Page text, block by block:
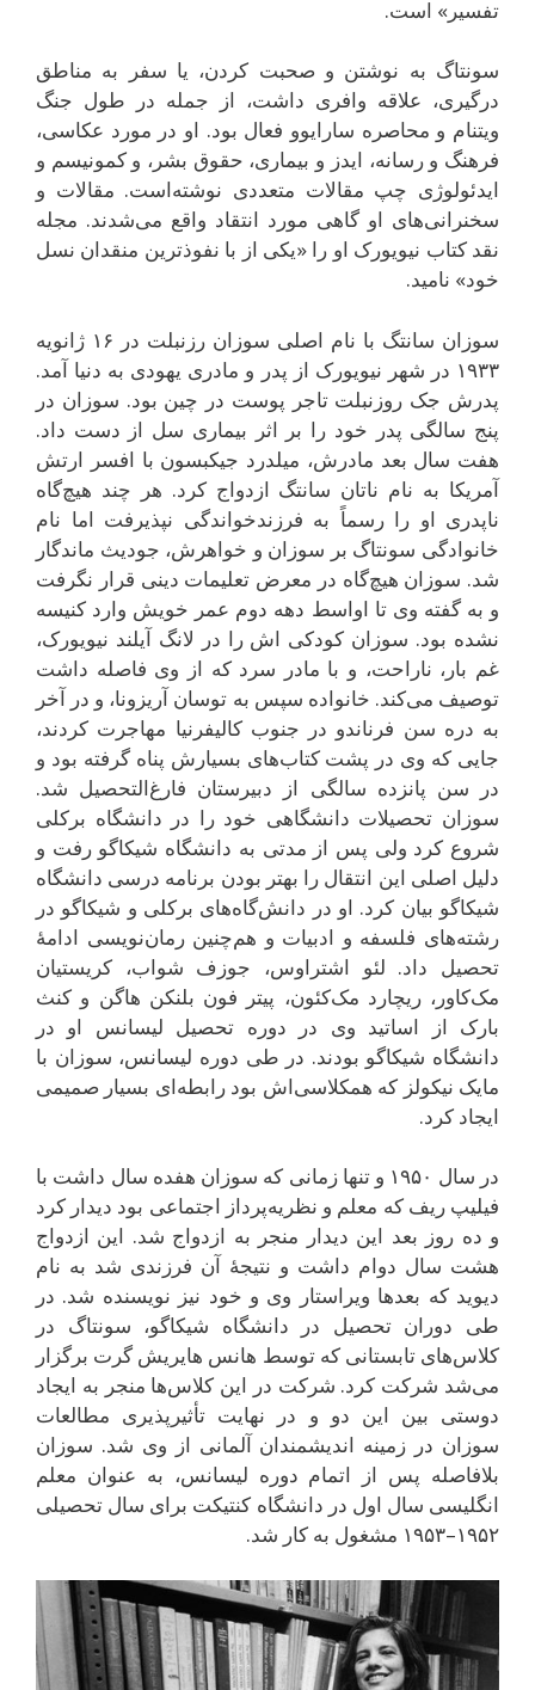
تفسیر» است.
سونتاگ به نوشتن و صحبت کردن، یا سفر به مناطق
درگیری، علاقه وافری داشت، از جمله در طول جنگ
ویتنام و محاصره سارایوو فعال بود. او در مورد عکاسی،
فرهنگ و رسانه، ایدز و بیماری، حقوق بشر، و کمونیسم و
ایدئولوژی چپ مقالات متعددی نوشته‌است. مقالات و
سخنرانی‌های او گاهی مورد انتقاد واقع می‌شدند. مجله
نقد کتاب نیویورک او را «یکی از با نفوذترین منقدان نسل
خود» نامید.
سوزان سانتگ با نام اصلی سوزان رزنبلت در ۱۶ ژانویه
۱۹۳۳ در شهر نیویورک از پدر و مادری یهودی به دنیا آمد.
پدرش جک روزنبلت تاجر پوست در چین بود. سوزان در
پنج سالگی پدر خود را بر اثر بیماری سل از دست داد.
هفت سال بعد مادرش، میلدرد جیکبسون با افسر ارتش
آمریکا به نام ناتان سانتگ ازدواج کرد. هر چند هیچ‌گاه
ناپدری او را رسماً به فرزندخواندگی نپذیرفت اما نام
خانوادگی سونتاگ بر سوزان و خواهرش، جودیث ماندگار
شد. سوزان هیچ‌گاه در معرض تعلیمات دینی قرار نگرفت
و به گفته وی تا اواسط دهه دوم عمر خویش وارد کنیسه
نشده بود. سوزان کودکی اش را در لانگ آیلند نیویورک،
غم بار، ناراحت، و با مادر سرد که از وی فاصله داشت
توصیف می‌کند. خانواده سپس به توسان آریزونا، و در آخر
به دره سن فرناندو در جنوب کالیفرنیا مهاجرت کردند،
جایی که وی در پشت کتاب‌های بسیارش پناه گرفته بود و
در سن پانزده سالگی از دبیرستان فارغ‌التحصیل شد.
سوزان تحصیلات دانشگاهی خود را در دانشگاه برکلی
شروع کرد ولی پس از مدتی به دانشگاه شیکاگو رفت و
دلیل اصلی این انتقال را بهتر بودن برنامه درسی دانشگاه
شیکاگو بیان کرد. او در دانش‌گاه‌های برکلی و شیکاگو در
رشته‌های فلسفه و ادبیات و هم‌چنین رمان‌نویسی ادامهٔ
تحصیل داد. لئو اشتراوس، جوزف شواب، کریستیان
مک‌کاور، ریچارد مک‌کئون، پیتر فون بلنکن هاگن و کنث
بارک از اساتید وی در دوره تحصیل لیسانس او در
دانشگاه شیکاگو بودند. در طی دوره لیسانس، سوزان با
مایک نیکولز که همکلاسی‌اش بود رابطه‌ای بسیار صمیمی
ایجاد کرد.
در سال ۱۹۵۰ و تنها زمانی که سوزان هفده سال داشت با
فیلیپ ریف که معلم و نظریه‌پرداز اجتماعی بود دیدار کرد
و ده روز بعد این دیدار منجر به ازدواج شد. این ازدواج
هشت سال دوام داشت و نتیجهٔ آن فرزندی شد به نام
دیوید که بعدها ویراستار وی و خود نیز نویسنده شد. در
طی دوران تحصیل در دانشگاه شیکاگو، سونتاگ در
کلاس‌های تابستانی که توسط هانس هایریش گرت برگزار
می‌شد شرکت کرد. شرکت در این کلاس‌ها منجر به ایجاد
دوستی بین این دو و در نهایت تأثیرپذیری مطالعات
سوزان در زمینه اندیشمندان آلمانی از وی شد. سوزان
بلافاصله پس از اتمام دوره لیسانس، به عنوان معلم
انگلیسی سال اول در دانشگاه کنتیکت برای سال تحصیلی
۱۹۵۲–۱۹۵۳ مشغول به کار شد.